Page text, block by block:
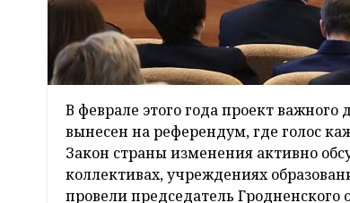
В феврале этого года проект важного
вынесен на референдум, где голос
Закон страны изменения активно
коллективах, учреждениях
провели председатель